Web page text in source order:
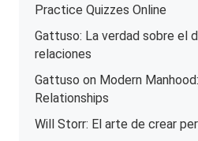
Practice Quizzes Online
Gattuso: La verdad sobre el
relaciones
Gattuso on Modern
Relationships
Will Storr: El arte de crear